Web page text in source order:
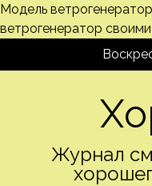
Модель
ветрогенератор
Журнал